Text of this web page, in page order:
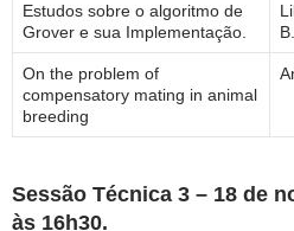
Estudos sobre o algoritmo de
Grover e sua Implementação.
On the problem of
compensatory mating in animal
breeding
Sessão Técnica 3 – 18 de
às 16h30.